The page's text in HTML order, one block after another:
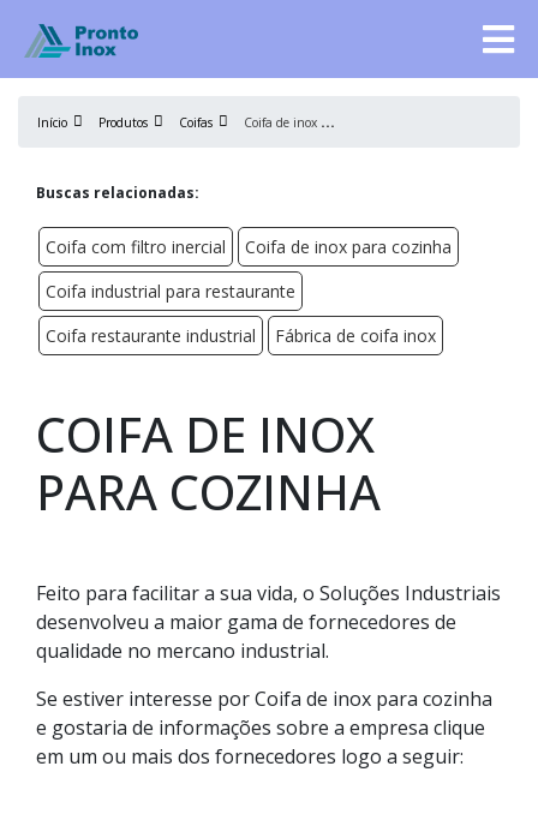
Início Produtos Coifas C
oifa de inox para cozinha
Buscas relacionadas:
Coifa com filtro inercial
Coifa de inox para cozinha
Coifa industrial para restaurante
Coifa restaurante industrial
Fábrica de coifa inox
COIFA DE INOX
PARA COZINHA
Feito para facilitar a sua vida, o Soluções Industriais
desenvolveu a maior gama de fornecedores de
qualidade no mercano industrial.
Se estiver interesse por Coifa de inox para cozinha
e gostaria de informações sobre a empresa clique
em um ou mais dos fornecedores logo a seguir: